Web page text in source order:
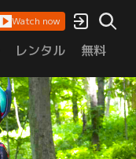
Watch now
レンタル 無料